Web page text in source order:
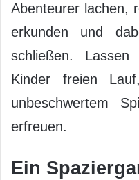
Abenteurer lachen,
erkunden und
schließen.
Kinder freien
unbeschwertem
erfreuen.
Ein